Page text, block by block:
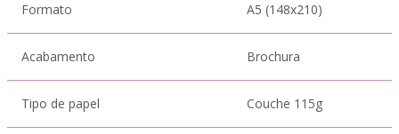
Formato A5 (148x210)
Acabamento Brochura
Tipo de papel Couche 115g